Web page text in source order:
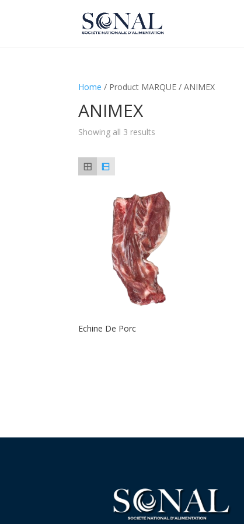
Home / Product MARQUE / ANIMEX
ANIMEX
Showing all 3 results
Echine De Porc